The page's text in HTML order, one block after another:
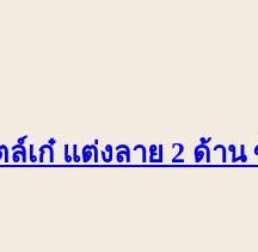
เก๋ แต่งลาย 2 ด้า